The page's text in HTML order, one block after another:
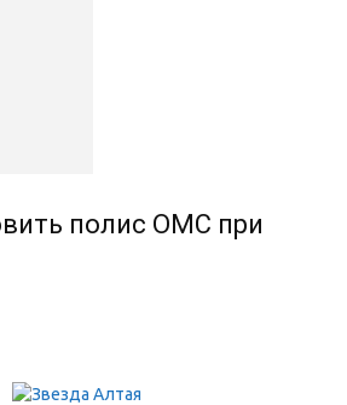
полис ОМС при